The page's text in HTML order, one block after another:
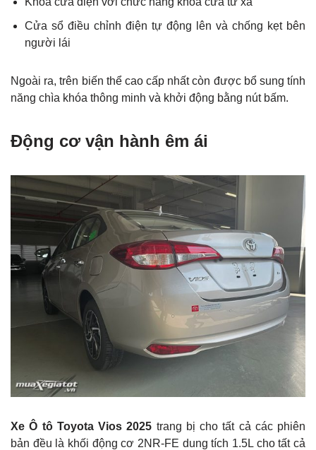
Cửa sổ điều chỉnh điện tự động lên và chống kẹt bên
người lái
Ngoài ra, trên biến thể cao cấp nhất còn được bổ sung tính
năng chìa khóa thông minh và khởi động bằng nút bấm.
Động cơ vận hành êm ái
Xe Ô tô Toyota Vios 2025 trang bị cho tất cả các phiên
bản đều là khối động cơ 2NR-FE dung tích 1.5L cho tất cả